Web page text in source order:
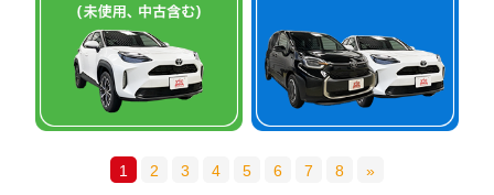
1 2 3 4 5 6 7 8 »